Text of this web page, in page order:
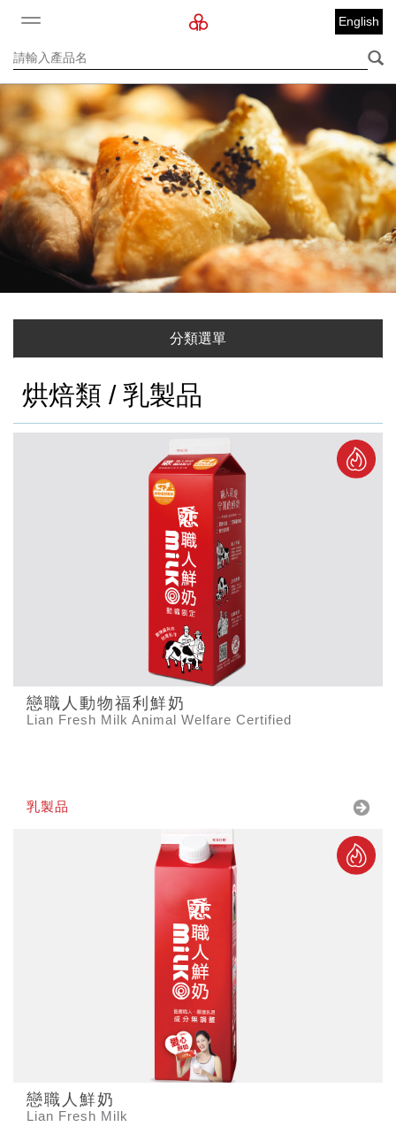
English
分類選單
烘焙類 / 乳製品
戀職人動物福利鮮奶
Lian Fresh Milk Animal Welfare Certified
乳製品
戀職人鮮奶
Lian Fresh Milk